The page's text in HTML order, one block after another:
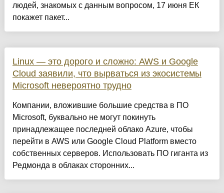
людей, знакомых с данным вопросом, 17 июня ЕК
покажет пакет...
Linux — это дорого и сложно: AWS и Google
Cloud заявили, что вырваться из экосистемы
Microsoft невероятно трудно
Компании, вложившие большие средства в ПО
Microsoft, буквально не могут покинуть
принадлежащее последней облако Azure, чтобы
перейти в AWS или Google Cloud Platform вместо
собственных серверов. Использовать ПО гиганта из
Редмонда в облаках сторонних...